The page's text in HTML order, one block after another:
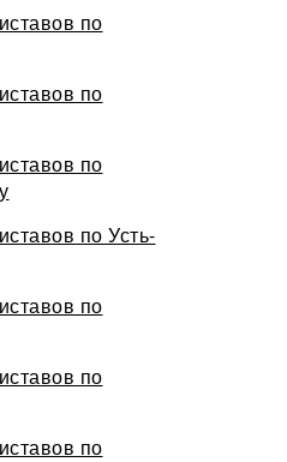
по
по
по
по Усть-
по
по
по